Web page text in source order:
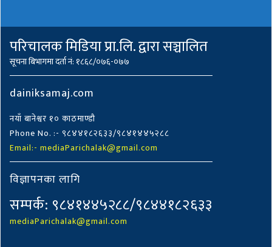
परिचालक मिडिया प्रा.लि. द्वारा सञ्चालित
सूचना बिभागमा दर्ता नं: १८६८/०७६-०७७
dainiksamaj.com
नयाँ बानेश्वर १० काठमाण्डौ
Phone No. :- ९८४४१८२६३३/९८४१४४५२८८
Email:- mediaParichalak@gmail.com
विज्ञापनका लागि
सम्पर्क: ९८४१४४५२८८/९८४४१८२६३३
mediaParichalak@gmail.com